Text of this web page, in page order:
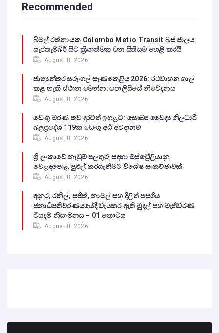
Recommended
බිමල් රත්නායක Colombo Metro Transit බස් ජාලය
සැප්තැම්බර් සිට ක්‍රියාත්මක වන සිතියම හෙළි කරයි
August 8, 2026
ජාත්‍යන්තර සරුංගල් සැණකෙළිය 2026: රථවාහන ගාල්
කළ හැකි ස්ථාන මෙන්න: පොලිසියේ නිවේදනය
August 8, 2026
ඩෙංගු මරණ තව දුරටත් ඉහළට: සෞඛ්‍ය වෛද්‍ය නිලධාරී
බලප්‍රදේශ 119ක ඩෙංගු අධි අවදානම්
August 8, 2026
ශ්‍රී ලංකාවේ නැවුම් පලතුරු සඳහා ඕස්ට්‍රේලියානු
වෙළඳපොළ පුළුල් කරගැනීමට විශේෂ සාකච්ඡාවක්
August 8, 2026
අනුර, රනිල්, සජිත්, නාමල් සහ දිලිත් පසුගිය
ජනාධිපතිවරණයයේදී වැයකර ඇති මුදල් සහ මැතිවරණ
වියදම් නියාමනය – 01 කොටස
August 8, 2026